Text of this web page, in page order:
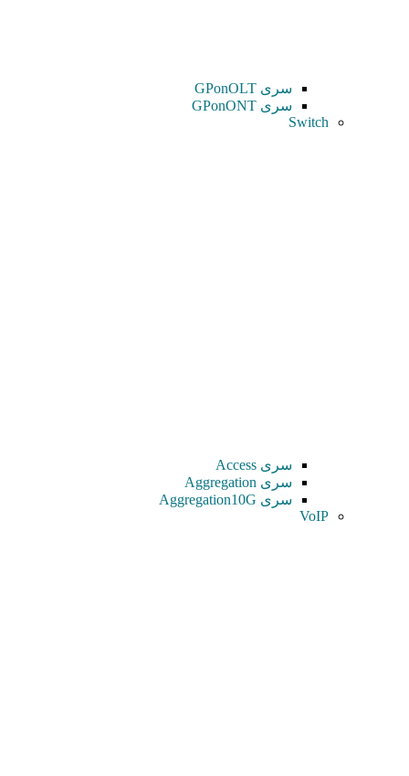
سری GPonOLT
سری GPonONT
Switch
سری Access
سری Aggregation
سری Aggregation10G
VoIP